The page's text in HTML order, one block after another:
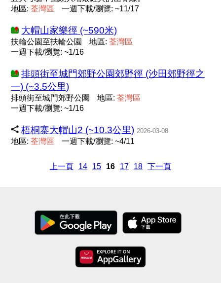
地區:荃灣區 一週下載/瀏覽: ~11/17
大帽山家樂徑 (~590米)
扶輪公園至扶輪公園 地區:荃灣區
一週下載/瀏覽: ~1/16
排頭街至城門郊野公園郊野徑 (沙田郊野徑之
一) (~3.5公里)
排頭街至城門郊野公園 地區:荃灣區
一週下載/瀏覽: ~1/16
梧桐寨大帽山2 (~10.3公里) 2026-03-08
地區:荃灣區 一週下載/瀏覽: ~4/11
上一頁 14 15 16 17 18 下一頁